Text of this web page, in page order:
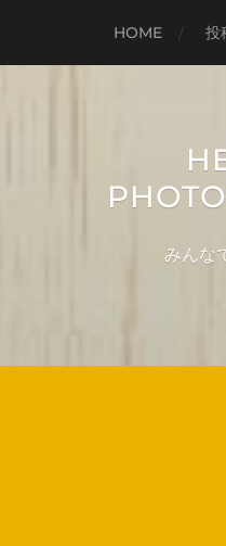
HOME 投
みんな